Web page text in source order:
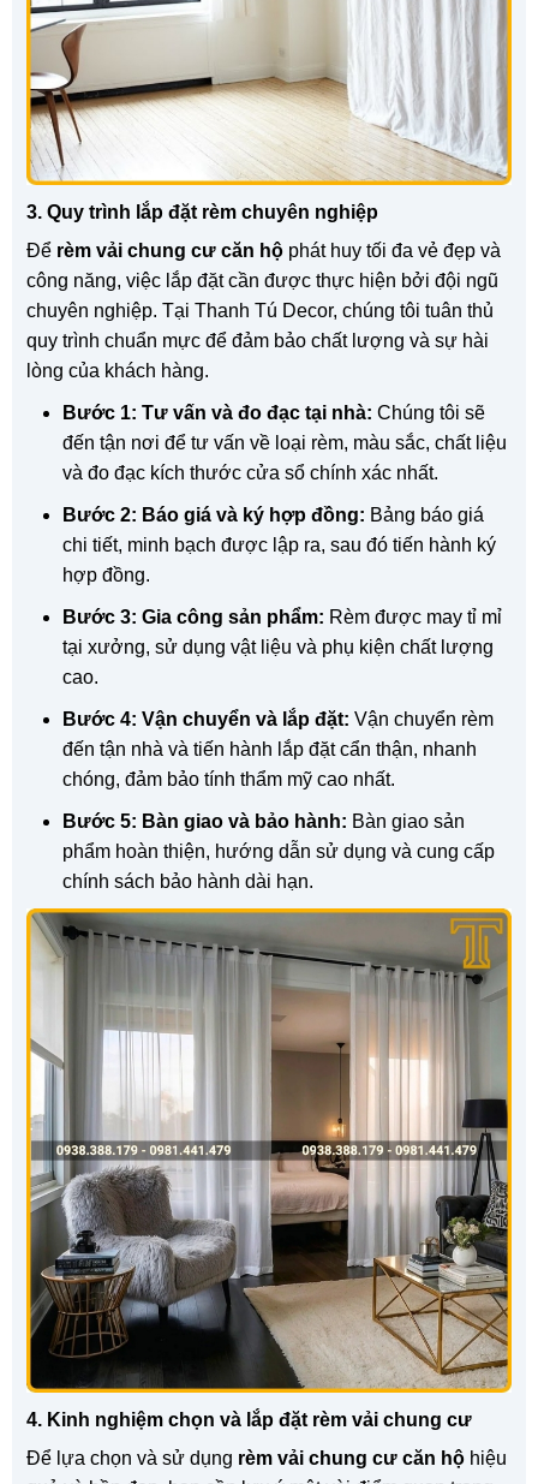
3. Quy trình lắp đặt rèm chuyên nghiệp
Để rèm vải chung cư căn hộ phát huy tối đa vẻ đẹp và
công năng, việc lắp đặt cần được thực hiện bởi đội ngũ
chuyên nghiệp. Tại Thanh Tú Decor, chúng tôi tuân thủ
quy trình chuẩn mực để đảm bảo chất lượng và sự hài
lòng của khách hàng.
Bước 1: Tư vấn và đo đạc tại nhà: Chúng tôi sẽ
đến tận nơi để tư vấn về loại rèm, màu sắc, chất liệu
và đo đạc kích thước cửa sổ chính xác nhất.
Bước 2: Báo giá và ký hợp đồng: Bảng báo giá
chi tiết, minh bạch được lập ra, sau đó tiến hành ký
hợp đồng.
Bước 3: Gia công sản phẩm: Rèm được may tỉ mỉ
tại xưởng, sử dụng vật liệu và phụ kiện chất lượng
cao.
Bước 4: Vận chuyển và lắp đặt: Vận chuyển rèm
đến tận nhà và tiến hành lắp đặt cẩn thận, nhanh
chóng, đảm bảo tính thẩm mỹ cao nhất.
Bước 5: Bàn giao và bảo hành: Bàn giao sản
phẩm hoàn thiện, hướng dẫn sử dụng và cung cấp
chính sách bảo hành dài hạn.
4. Kinh nghiệm chọn và lắp đặt rèm vải chung cư
Để lựa chọn và sử dụng rèm vải chung cư căn hộ hiệu